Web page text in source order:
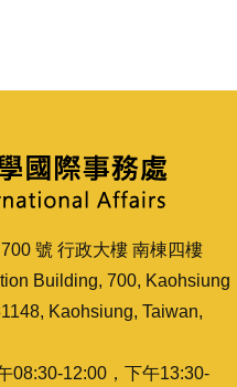
號 行政大樓 南棟四樓
Building, 700, Kaohsiung
Kaohsiung, Taiwan,
08:30-12:00，下午13:30-